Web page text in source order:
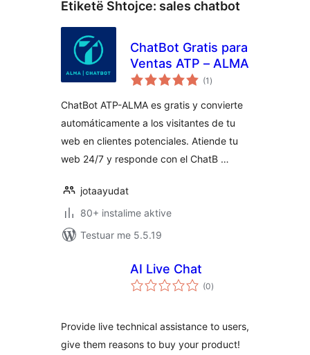
Etiketë Shtojce: sales chatbot
ChatBot Gratis para
Ventas ATP – ALMA
(1 vlerësime
gjithsej
)
ChatBot ATP-ALMA es gratis y convierte
automáticamente a los visitantes de tu
web en clientes potenciales. Atiende tu
web 24/7 y responde con el ChatB …
jotaayudat
80+ instalime aktive
Testuar me 5.5.19
AI Live Chat
(0vlerësime
gjithsej
)
Provide live technical assistance to users,
give them reasons to buy your product!